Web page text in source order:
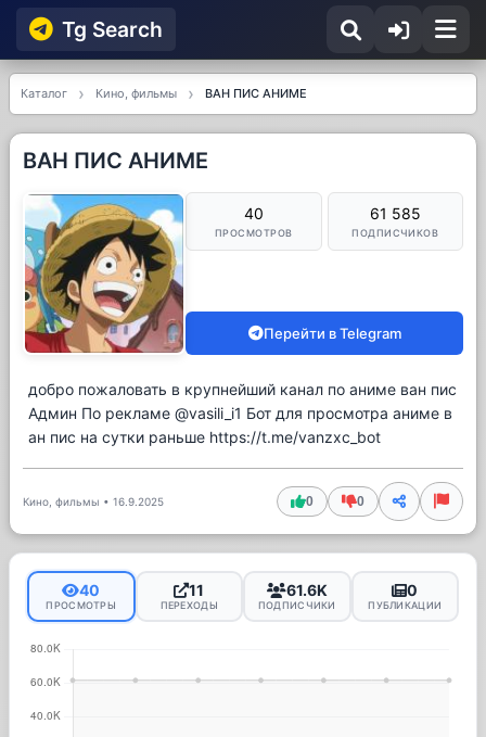
Tg Searсh
Каталог Кино, фильмы ВАН ПИС АНИМЕ
ВАН ПИС АНИМЕ
40
ПРОСМОТРОВ
61 585
ПОДПИСЧИКОВ
Перейти в Telegram
добро пожаловать в крупнейший канал по аниме ван пис
Админ По рекламе @vasili_i1 Бот для просмотра аниме в
ан пис на сутки раньше https://t.me/vanzxc_bot
Кино, фильмы • 16.9.2025 0 0
40
ПРОСМОТРЫ
11
ПЕРЕХОДЫ
61.6K
ПОДПИСЧИКИ
0
ПУБЛИКАЦИИ